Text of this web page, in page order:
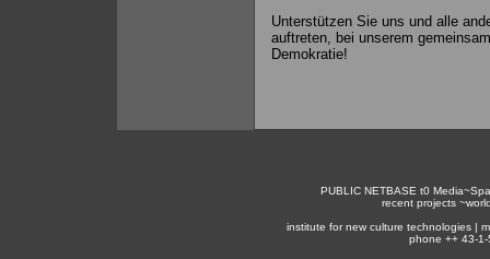
Unterstützen Sie uns und alle
auftreten, bei unserem
Demokratie!
PUBLIC NETBASE t0
recent projects ~
institute for new culture technologies |
phone ++ 43-